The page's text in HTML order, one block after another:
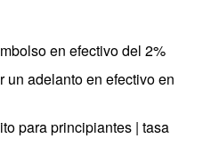
en efectivo del 2%
un adelanto en efectivo en
para principiantes | tasa